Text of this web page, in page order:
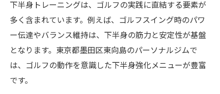
下半身トレーニングは、ゴルフの実践に直結する要素が
多く含まれています。例えば、ゴルフスイング時のパワ
ー伝達やバランス維持は、下半身の筋力と安定性が基盤
となります。東京都墨田区東向島のパーソナルジムで
は、ゴルフの動作を意識した下半身強化メニューが豊富
です。